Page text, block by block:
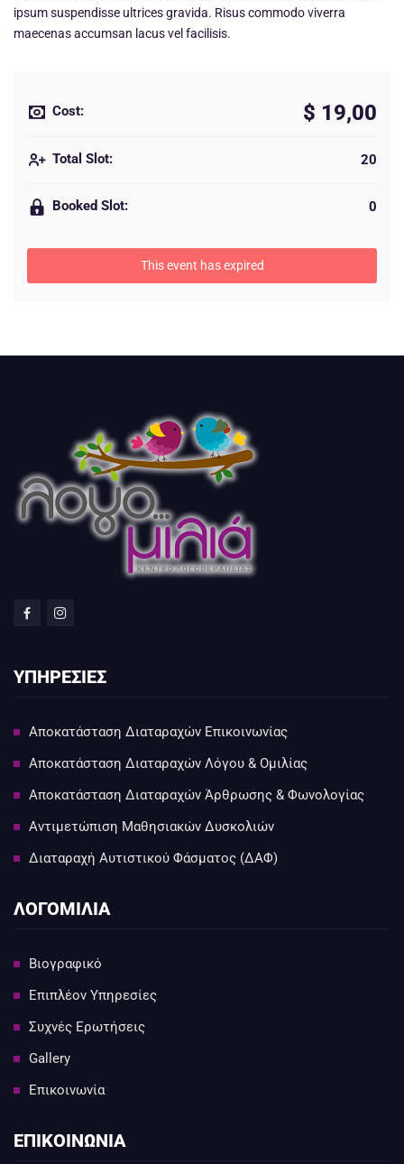
ipsum suspendisse ultrices gravida. Risus commodo viverra
maecenas accumsan lacus vel facilisis.
Cost: $ 19,00
Total Slot: 20
Booked Slot: 0
This event has expired
ΥΠΗΡΕΣΙΕΣ
Αποκατάσταση Διαταραχών Επικοινωνίας
Αποκατάσταση Διαταραχών Λόγου & Ομιλίας
Αποκατάσταση Διαταραχών Άρθρωσης & Φωνολογίας
Αντιμετώπιση Μαθησιακών Δυσκολιών
Διαταραχή Αυτιστικού Φάσματος (ΔΑΦ)
ΛΟΓΟΜΙΛΙΑ
Βιογραφικό
Επιπλέον Υπηρεσίες
Συχνές Ερωτήσεις
Gallery
Επικοινωνία
ΕΠΙΚΟΙΝΩΝΙΑ